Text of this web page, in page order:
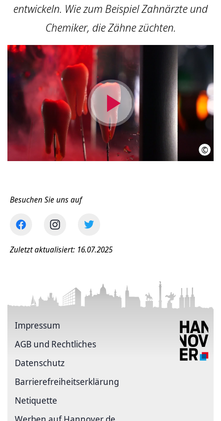
entwickeln. Wie zum Beispiel Zahnärzte und
Chemiker, die Zähne züchten.
Video
abspielen
©
Besuchen Sie uns auf
Zuletzt aktualisiert: 16.07.2025
Impressum
AGB und Rechtliches
Datenschutz
Barriere­freiheits­erklärung
Netiquette